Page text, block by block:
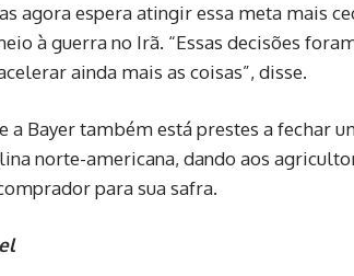
agora espera atingir essa meta mais
à guerra no Irã. “Essas decisões
ainda mais as coisas”, disse.
a Bayer também está prestes a fechar
norte-americana, dando aos
para sua safra.